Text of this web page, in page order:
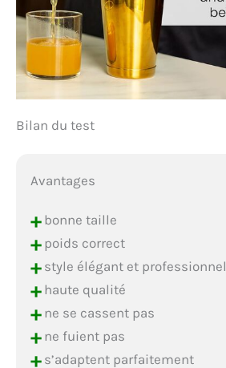
Bilan du test
Avantages
+bonne taille
+poids correct
+style élégant et professionnel
+haute qualité
+ne se cassent pas
+ne fuient pas
+s’adaptent parfaitement